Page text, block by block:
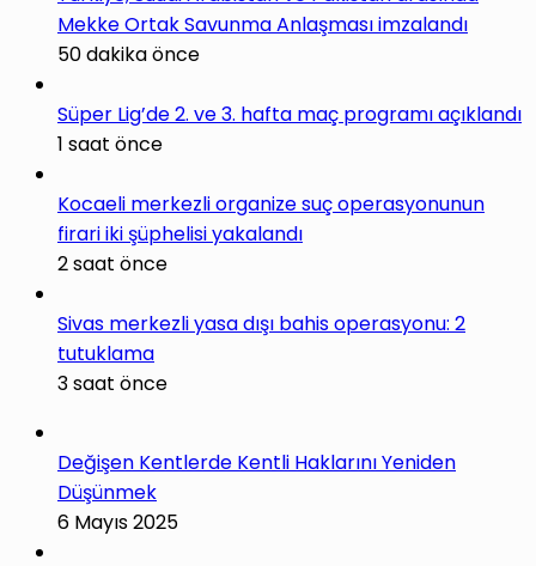
Mekke Ortak Savunma Anlaşması imzalandı
50 dakika önce
Süper Lig’de 2. ve 3. hafta maç programı açıklandı
1 saat önce
Kocaeli merkezli organize suç operasyonunun
firari iki şüphelisi yakalandı
2 saat önce
Sivas merkezli yasa dışı bahis operasyonu: 2
tutuklama
3 saat önce
Değişen Kentlerde Kentli Haklarını Yeniden
Düşünmek
6 Mayıs 2025